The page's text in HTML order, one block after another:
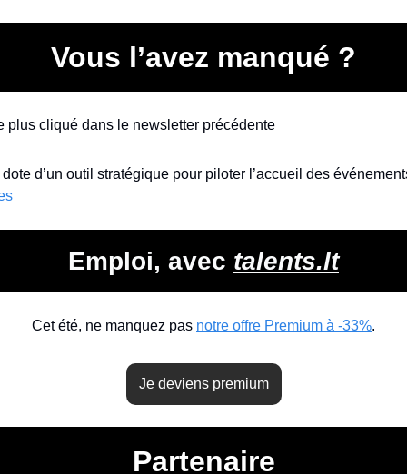
Vous l’avez manqué ?
plus cliqué dans le newsletter précédente
Emploi, avec talents.lt
Cet été, ne manquez pas notre offre Premium à -33%.
Je deviens premium
Partenaire